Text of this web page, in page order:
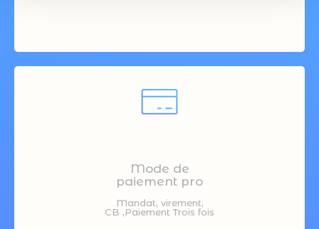
Mode de
paiement pro
Mandat, virement,
CB ,Paiement Trois fois